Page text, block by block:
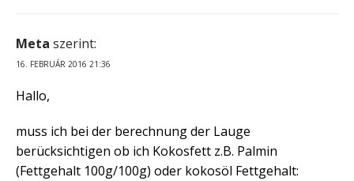
Meta szerint:
16. FEBRUÁR 2016 21:36
Hallo,
muss ich bei der berechnung der Lauge
berücksichtigen ob ich Kokosfett z.B. Palmin
(Fettgehalt 100g/100g) oder kokosöl Fettgehalt: